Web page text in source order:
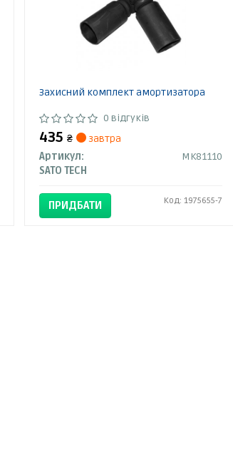
Захисний комплект амортизатора
0 відгуків
435 ₴
завтра
Артикул:
MK81110
SATO TECH
ПРИДБАТИ Код: 1975655-7